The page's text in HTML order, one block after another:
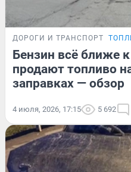
ДОРОГИ И ТРАНСПОРТ
Бензин всё ближе
продают топливо
заправках — обзор
4 июля, 2026, 17:15 5 692